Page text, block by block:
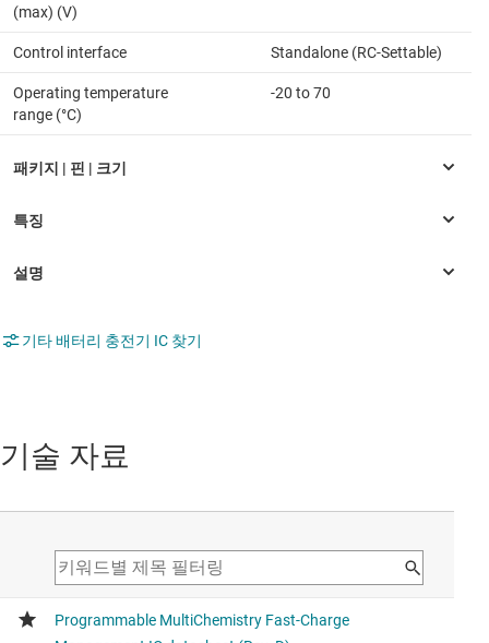
(max) (V)
Control interface Standalone (RC-Settable)
Operating temperature
range (°C)
-20 to 70
기타 배터리 충전기 IC 찾기
기술 자료